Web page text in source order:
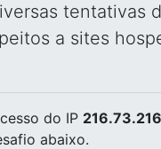
tentativas
a sites
do IP
abaixo.